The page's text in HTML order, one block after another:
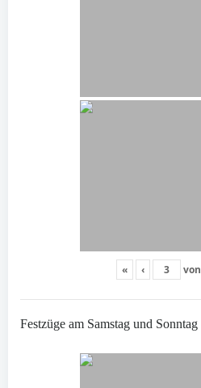
« ‹ von
Festzüge am Samstag und Sonntag